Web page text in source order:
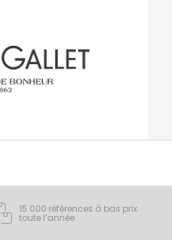
15 000 références à bas prix
toute l’année